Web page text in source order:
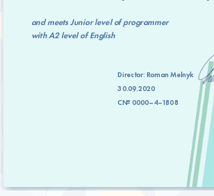
and meetsJunior levelof programmer
withA2 levelof English
Director: Roman Melnyk
30.09.2020
C№ 0000–4–1808